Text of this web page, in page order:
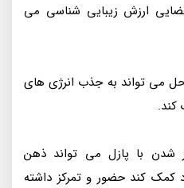
ارزش زیبایی شناسی می
می تواند به جذب انرژی های
کند.
شدن با پازل می تواند ذهن
کمک کند حضور و تمرکز داشته